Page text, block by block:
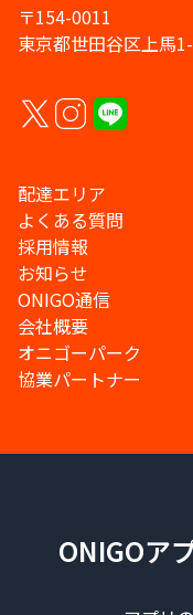
〒154-0011
東京都世田谷区上馬
配達エリア
よくある質問
採用情報
お知らせ
ONIGO通信
会社概要
オニゴーパーク
協業パートナー
ONIGOア